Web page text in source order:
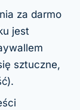
za darmo
jest
sztuczne,